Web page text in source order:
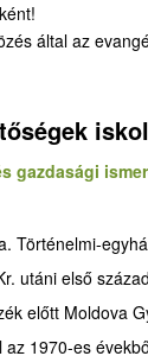
által az
gazdasági
Történelmi-
utáni első
előtt Moldova
1970-es